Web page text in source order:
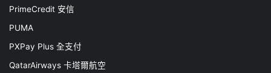
PrimeCredit 安信
PUMA
PXPay Plus 全支付
QatarAirways 卡塔爾航空